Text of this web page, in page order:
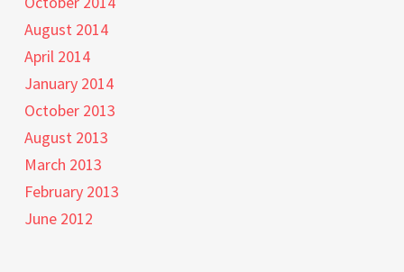
August 2014
April 2014
January 2014
October 2013
August 2013
March 2013
February 2013
June 2012